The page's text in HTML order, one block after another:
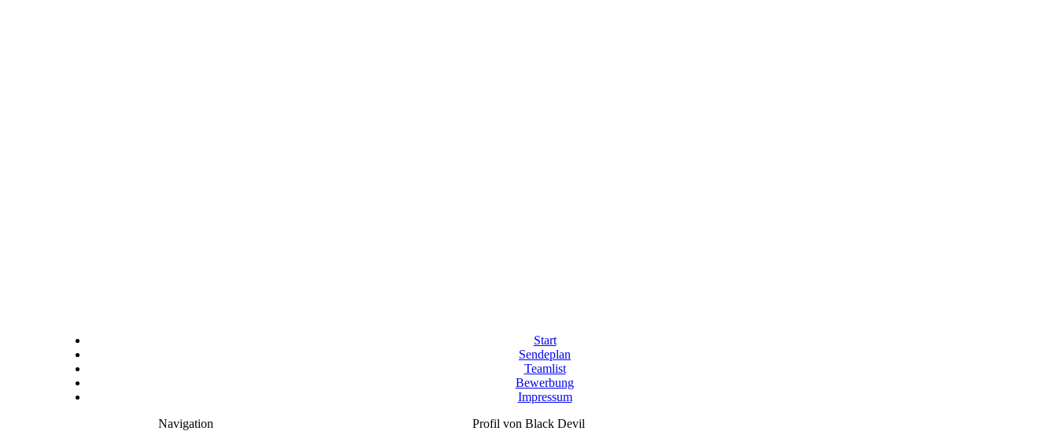
Start
Sendeplan
Teamlist
Bewerbung
Impressum
Navigation
Profil von Black Devil